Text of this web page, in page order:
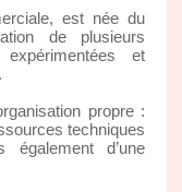
est née du
de plusieurs
expérimentées et
propre :
techniques
également d’une